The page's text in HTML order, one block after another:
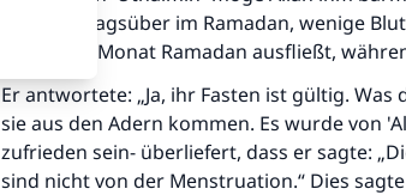
der Frau, tagsüber im Ramadan, wenige
gesamten Monat Ramadan ausfließt,
Er antwortete: „Ja, ihr Fasten ist gültig.
sie aus den Adern kommen. Es wurde von
zufrieden sein- überliefert, dass er sagte:
sind nicht von der Menstruation.“ Dies
"Wer zum Guten aufruft, hat